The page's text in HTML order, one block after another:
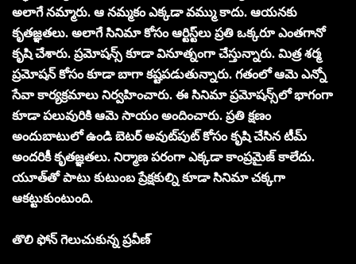
అలాగే నమ్మారు. ఆ నమ్మకం ఎక్కడా వమ్ము కాదు. ఆయనకు
కృతజ్ఞతలు. అలాగే సినిమా కోసం ఆర్టిస్ట్‌లు ప్రతి ఒక్కరూ ఎంతగానో
కృషి చేశారు. ప్రమోషన్స్‌ కూడా వినూత్నంగా చేస్తున్నారు. మిత్ర శర్మ
ప్రమోషన్‌ కోసం కూడా బాగా కష్టపడుతున్నారు. గతంలో ఆమె ఎన్నో
సేవా కార్యక్రమాలు నిర్వహించారు. ఈ సినిమా ప్రమోషన్స్‌లో భాగంగా
కూడా పలువురికి ఆమె సాయం అందించారు. ప్రతి క్షణం
అందుబాటులో ఉండి బెటర్‌ అవుట్‌పుట్‌ కోసం కృషి చేసిన టీమ్‌
అందరికీ కృతజ్ఞతలు. నిర్మాణ పరంగా ఎక్కడా కాంప్రమైజ్‌ కాలేదు.
యూత్‌తో పాటు కుటుంబ ప్రేక్షకుల్ని కూడా సినిమా చక్కగా
ఆకట్టుకుంటుంది.
తొలి ఫోన్ గెలుచుకున్న ప్రవీణ్